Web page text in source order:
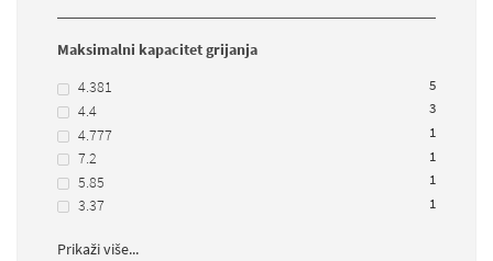
Maksimalni kapacitet grijanja
4.381
5
4.4 3
4.777 1
7.2 1
5.85 1
3.37 1
Prikaži više...